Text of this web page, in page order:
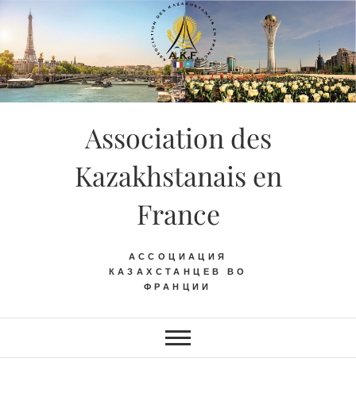
Skip
content
Association des
Kazakhstanais en
France
АССОЦИАЦИЯ
КАЗАХСТАНЦЕВ ВО
ФРАНЦИИ